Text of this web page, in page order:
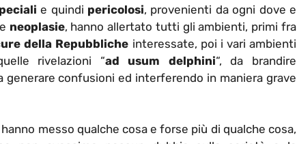
e quindi pericolosi, provenienti da ogni dove e
neoplasie, hanno allertato tutti gli ambienti, primi fra
della Repubbliche interessate, poi i vari ambienti
rivelazioni “ad usum delphini“, da brandire
generare confusioni ed interferendo in maniera grave
messo qualche cosa e forse più di qualche cosa,